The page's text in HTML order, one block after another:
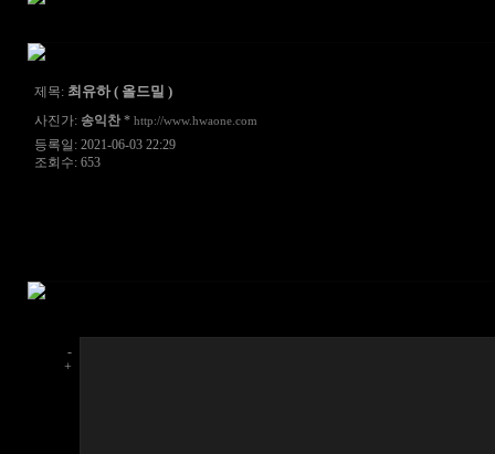
제목: 최유하 ( 올드밀 )
사진가: 송익찬* http://www.hwaone.com
등록일: 2021-06-03 22:29
조회수: 653
-
+